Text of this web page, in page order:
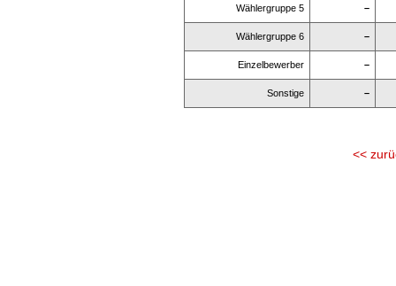
Wählergruppe 5 –
Wählergruppe 6 –
Einzelbewerber –
Sonstige –
<<